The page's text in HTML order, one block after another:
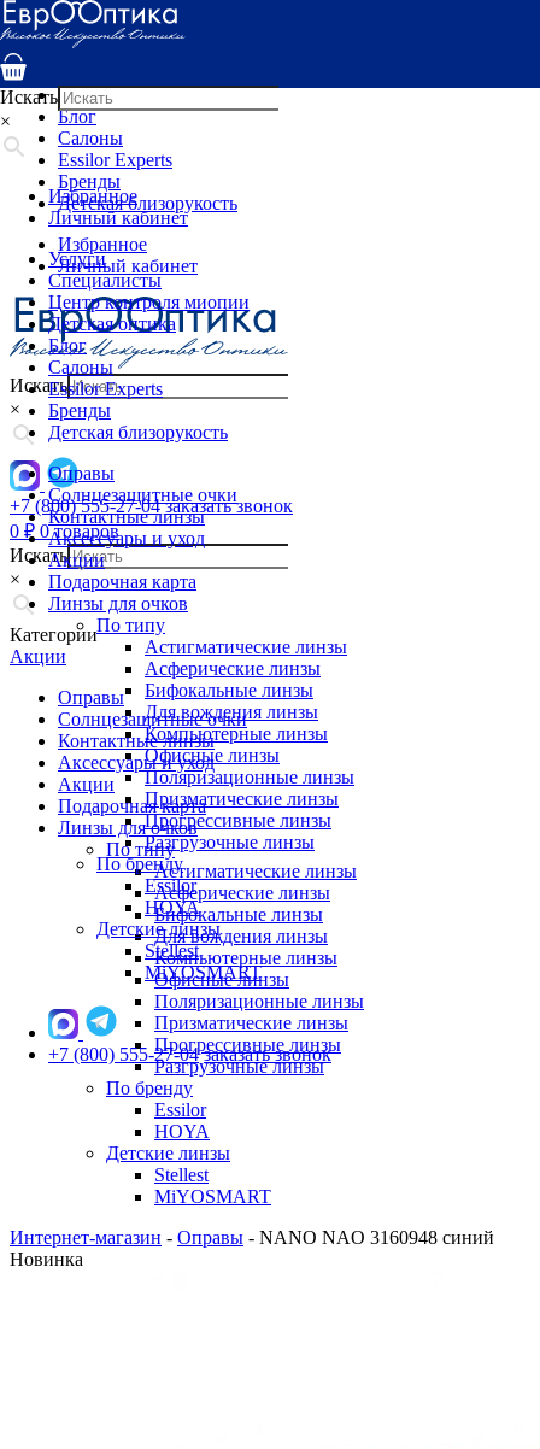
Услуги
Специалисты
Детская оптика
Блог
Салоны
Essilor Experts
Бренды
Детская близорукость
Избранное
Личный кабинет
Искать
×
+7 (800) 555-27-04 заказать звонок
0 ₽ 0 товаров
Искать
×
Категории
Акции
Оправы
Солнцезащитные очки
Контактные линзы
Аксессуары и уход
Акции
Подарочная карта
Линзы для очков
По типу
Астигматические линзы
Асферические линзы
Бифокальные линзы
Для вождения линзы
Компьютерные линзы
Офисные линзы
Поляризационные линзы
Призматические линзы
Прогрессивные линзы
Разгрузочные линзы
По бренду
Essilor
HOYA
Детские линзы
Stellest
MiYOSMART
Искать
×
Избранное
Личный кабинет
Услуги
Специалисты
Центр контроля миопии
Детская оптика
Блог
Салоны
Essilor Experts
Бренды
Детская близорукость
Оправы
Солнцезащитные очки
Контактные линзы
Аксессуары и уход
Акции
Подарочная карта
Линзы для очков
По типу
Астигматические линзы
Асферические линзы
Бифокальные линзы
Для вождения линзы
Компьютерные линзы
Офисные линзы
Поляризационные линзы
Призматические линзы
Прогрессивные линзы
Разгрузочные линзы
По бренду
Essilor
HOYA
Детские линзы
Stellest
MiYOSMART
+7 (800) 555-27-04 заказать звонок
Интернет-магазин - Оправы - NANO NAO 3160948 синий
Новинка